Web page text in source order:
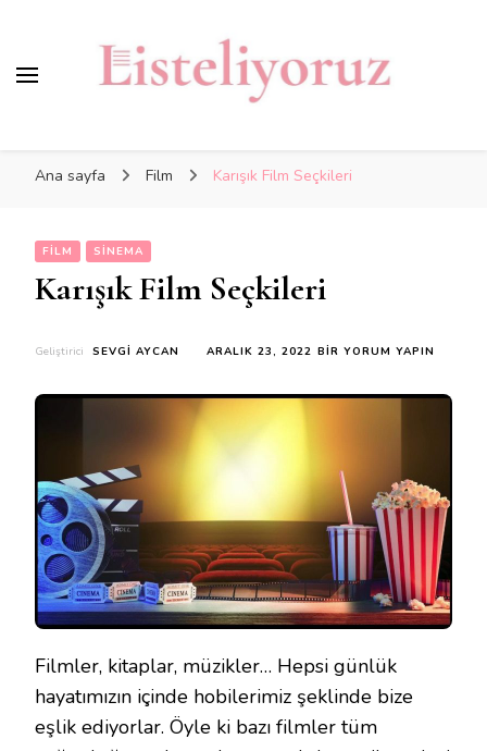
Ana sayfa Film Karışık Film Seçkileri
FILM SINEMA
Karışık Film Seçkileri
Geliştirici SEVGI AYCAN ARALIK 23, 2022 KARIŞIK
BIR YORUM YAPIN
Filmler, kitaplar, müzikler… Hepsi günlük
hayatımızın içinde hobilerimiz şeklinde bize
eşlik ediyorlar. Öyle ki bazı filmler tüm